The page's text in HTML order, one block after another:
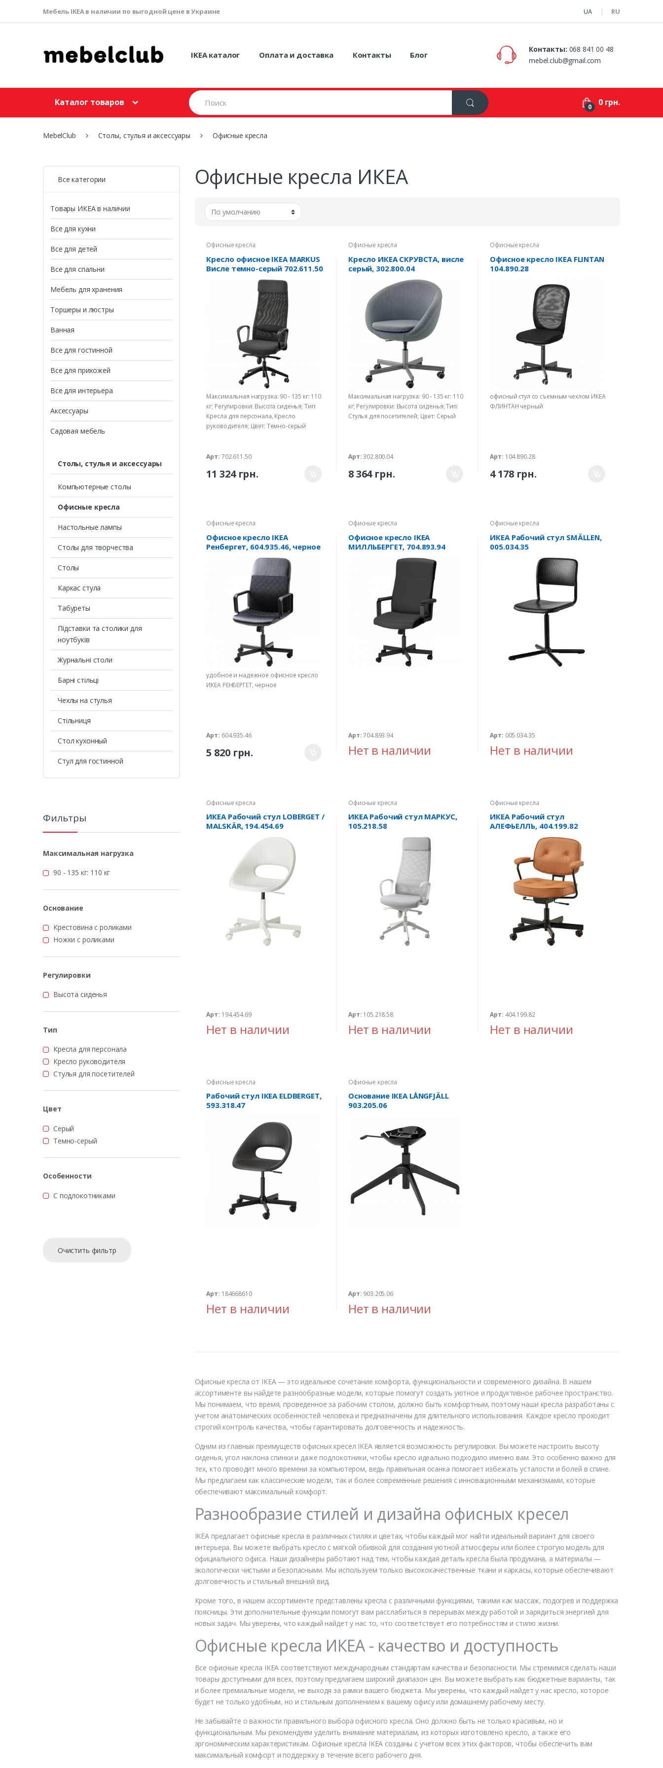
Мебель IKEA в наличии по выгодной цене в Украине UA RU
IKEA каталог Оплата и доставка Контакты Блог
Контакты: 068 841 00 48
mebel.club@gmail.com
Каталог товаров
S
e
a
r
h
0 0 грн.
MebelClub Столы, стулья и аксессуары Офисные кресла
Офисные кресла ИКЕА
Офисные кресла
Кресло офисное IKEA MARKUS
Висле темно-серый 702.611.50
Максимальная нагрузка: 90 - 135 кг: 110
кг; Регулировки: Высота сиденья; Тип:
Кресла для персонала, Кресло
руководителя; Цвет: Темно-серый
Арт: 702.611.50
11 324 грн.
Офисные кресла
Кресло ИКЕА СКРУВСТА, висле
серый, 302.800.04
Максимальная нагрузка: 90 - 135 кг: 110
кг; Регулировки: Высота сиденья; Тип:
Стулья для посетителей; Цвет: Серый
Арт:302.800.04
8 364 грн.
Офисные кресла
Офисное кресло IKEA FLINTAN
104.890.28
офисный стул со съемным чехлом ИКЕА
ФЛИНТАН черный
Арт: 104.890.28
4 178 грн.
Офисные кресла
Офисное кресло IKEA
Ренбергет, 604.935.46, черное
удобное и надежное офисное кресло
ИКЕА РЕНБЕРГЕТ, черное
Арт: 604.935.46
5 820 грн.
Офисные кресла
Офисное кресло IKEA
МИЛЛЬБЕРГЕТ, 704.893.94
Арт:704.893.94
Нет в наличии
Офисные кресла
ИКЕА Рабочий стул SMÄLLEN,
005.034.35
Арт: 005.034.35
Нет в наличии
Офисные кресла
ИКЕА Рабочий стул LOBERGET /
MALSKÄR, 194.454.69
Арт: 194.454.69
Нет в наличии
Офисные кресла
ИКЕА Рабочий стул МАРКУС,
105.218.58
Арт: 105.218.58
Нет в наличии
Офисные кресла
ИКЕА Рабочий стул
АЛЕФЬЕЛЛЬ, 404.199.82
Арт: 404.199.82
Нет в наличии
Офисные кресла
Рабочий стул ІКЕА ELDBERGET,
593.318.47
Арт: 184668610
Нет в наличии
Офисные кресла
Основание ІКЕА LÅNGFJÄLL
903.205.06
Арт: 903.205.06
Нет в наличии
Офисные кресла от IKEA — это идеальное сочетание комфорта, функциональности и современного дизайна. В нашем
ассортименте вы найдете разнообразные модели, которые помогут создать уютное и продуктивное рабочее пространство.
Мы понимаем, что время, проведенное за рабочим столом, должно быть комфортным, поэтому наши кресла разработаны с
учетом анатомических особенностей человека и предназначены для длительного использования. Каждое кресло проходит
строгий контроль качества, чтобы гарантировать долговечность и надежность.
Одним из главных преимуществ офисных кресел IKEA является возможность регулировки. Вы можете настроить высоту
сиденья, угол наклона спинки и даже подлокотники, чтобы кресло идеально подходило именно вам. Это особенно важно для
тех, кто проводит много времени за компьютером, ведь правильная осанка помогает избежать усталости и болей в спине.
Мы предлагаем как классические модели, так и более современные решения с инновационными механизмами, которые
обеспечивают максимальный комфорт.
Разнообразие стилей и дизайна офисных кресел
IKEA предлагает офисные кресла в различных стилях и цветах, чтобы каждый мог найти идеальный вариант для своего
интерьера. Вы можете выбрать кресло с мягкой обивкой для создания уютной атмосферы или более строгую модель для
официального офиса. Наши дизайнеры работают над тем, чтобы каждая деталь кресла была продумана, а материалы —
экологически чистыми и безопасными. Мы используем только высококачественные ткани и каркасы, которые обеспечивают
долговечность и стильный внешний вид.
Кроме того, в нашем ассортименте представлены кресла с различными функциями, такими как массаж, подогрев и поддержка
поясницы. Эти дополнительные функции помогут вам расслабиться в перерывах между работой и зарядиться энергией для
новых задач. Мы уверены, что каждый найдет у нас то, что соответствует его потребностям и стилю жизни.
Офисные кресла ИКЕА - качество и доступность
Все офисные кресла IKEA соответствуют международным стандартам качества и безопасности. Мы стремимся сделать наши
товары доступными для всех, поэтому предлагаем широкий диапазон цен. Вы можете выбрать как бюджетные варианты, так
и более премиальные модели, не выходя за рамки вашего бюджета. Мы уверены, что каждый найдет у нас кресло, которое
будет не только удобным, но и стильным дополнением к вашему офису или домашнему рабочему месту.
Не забывайте о важности правильного выбора офисного кресла. Оно должно быть не только красивым, но и
функциональным. Мы рекомендуем уделить внимание материалам, из которых изготовлено кресло, а также его
эргономическим характеристикам. Офисные кресла IKEA созданы с учетом всех этих факторов, чтобы обеспечить вам
максимальный комфорт и поддержку в течение всего рабочего дня.
Все категории
Товары ИКЕА в наличии
Все для кухни
Все для детей
Все для спальни
Мебель для хранения
Торшеры и люстры
Ванная
Все для гостинной
Все для прихожей
Все для интерьера
Аксессуары
Садовая мебель
Столы, стулья и аксессуары
Компьютерные столы
Офисные кресла
Настольные лампы
Столы для творчества
Столы
Каркас стула
Табуреты
Підставки та столики для
ноутбуків
Журнальні столи
Барні стільці
Чехлы на стулья
Стільниця
Стол кухонный
Стул для гостинной
Фильтры
Максимальная нагрузка
90 - 135 кг: 110 кг
Основание
Крестовина с роликами
Ножки с роликами
Регулировки
Высота сиденья
Тип
Кресла для персонала
Кресло руководителя
Стулья для посетителей
Цвет
Серый
Темно-серый
Особенности
С подлокотниками
Очистить фильтр